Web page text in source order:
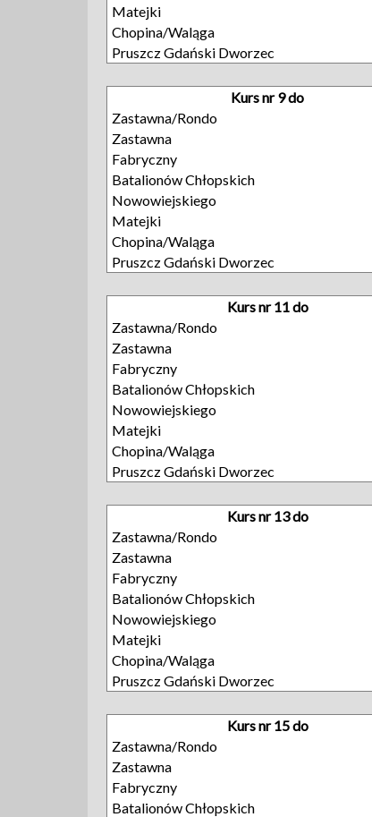
Matejki
Chopina/Waląga
Pruszcz Gdański Dworzec
Kurs nr 9 do
Zastawna/Rondo
Zastawna
Fabryczny
Batalionów Chłopskich
Nowowiejskiego
Matejki
Chopina/Waląga
Pruszcz Gdański Dworzec
Kurs nr 11 do
Zastawna/Rondo
Zastawna
Fabryczny
Batalionów Chłopskich
Nowowiejskiego
Matejki
Chopina/Waląga
Pruszcz Gdański Dworzec
Kurs nr 13 do
Zastawna/Rondo
Zastawna
Fabryczny
Batalionów Chłopskich
Nowowiejskiego
Matejki
Chopina/Waląga
Pruszcz Gdański Dworzec
Kurs nr 15 do
Zastawna/Rondo
Zastawna
Fabryczny
Batalionów Chłopskich